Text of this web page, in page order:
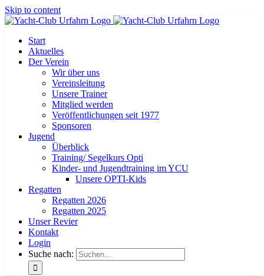
Skip to content
Start
Aktuelles
Der Verein
Wir über uns
Vereinsleitung
Unsere Trainer
Mitglied werden
Veröffentlichungen seit 1977
Sponsoren
Jugend
Überblick
Training/ Segelkurs Opti
Kinder- und Jugendtraining im YCU
Unsere OPTI-Kids
Regatten
Regatten 2026
Regatten 2025
Unser Revier
Kontakt
Login
Suche nach: